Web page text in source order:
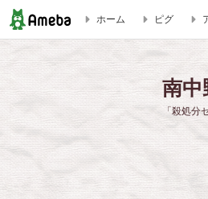
南中野地域ねこの会のブログ
ホーム ピグ
南中
「殺処分